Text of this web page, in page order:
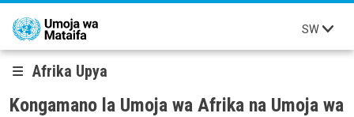
Skip to main content
SW
Afrika Upya
Kongamano la Umoja wa Afrika na Umoja wa